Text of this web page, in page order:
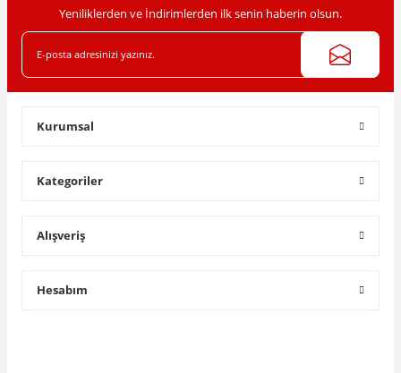
Yeniliklerden ve İndirimlerden ilk senin haberin olsun.
Kurumsal
Kategoriler
Alışveriş
Hesabım